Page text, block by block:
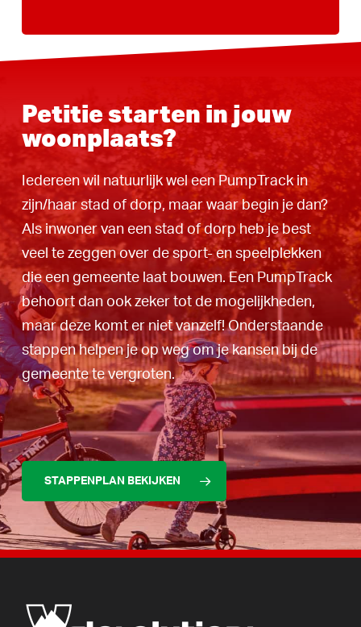
Petitie starten in jouw
woonplaats?
Iedereen wil natuurlijk wel een PumpTrack in
zijn/haar stad of dorp, maar waar begin je dan?
Als inwoner van een stad of dorp heb je best
veel te zeggen over de sport- en speelplekken
die een gemeente laat bouwen. Een PumpTrack
behoort dan ook zeker tot de mogelijkheden,
maar deze komt er niet vanzelf! Onderstaande
stappen helpen je op weg om je kansen bij de
gemeente te vergroten.
STAPPENPLAN BEKIJKEN